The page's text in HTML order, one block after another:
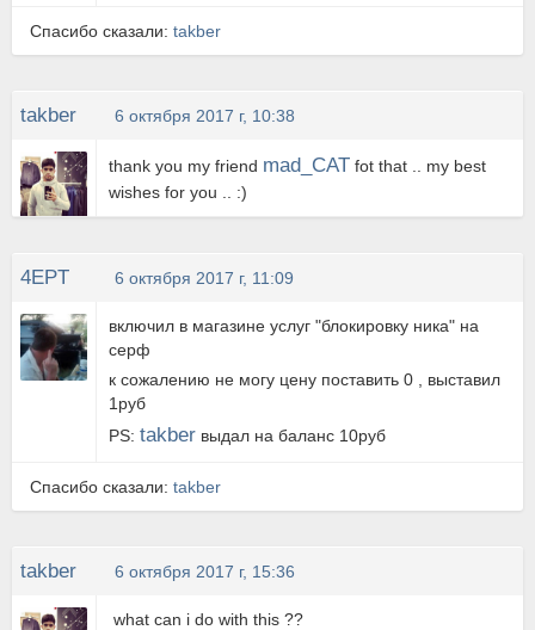
Спасибо сказали: takber
takber 6 октября 2017 г, 10:38
thank you my friend mad_CAT fot that .. my best
wishes for you .. :)
4EPT 6 октября 2017 г, 11:09
включил в магазине услуг "блокировку ника" на
серф
к сожалению не могу цену поставить 0 , выставил
1руб
PS:takber выдал на баланс 10руб
Спасибо сказали: takber
takber 6 октября 2017 г, 15:36
what can i do with this ??